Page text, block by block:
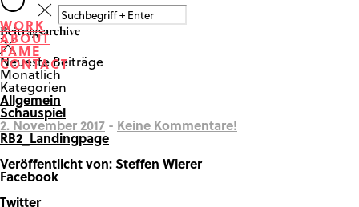
FAME
CONTACT
WORK
ABOUT
FAME
CONTACT
Beitragsarchive
Neueste Beiträge
Monatlich
Kategorien
Allgemein
Schauspiel
2. November 2017 - Keine Kommentare!
RB2_Landingpage
Veröffentlicht von: Steffen Wierer
Facebook
Twitter